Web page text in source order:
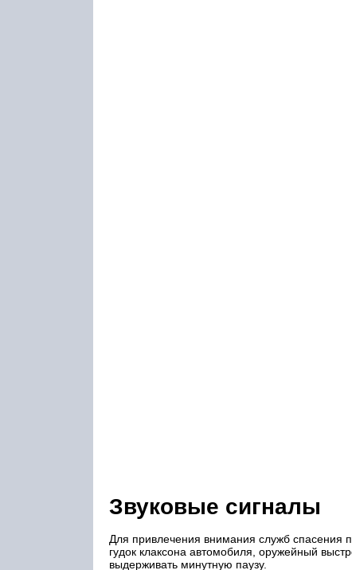
Звуковые сигналы
Для привлечения внимания служб спасения
гудок клаксона автомобиля, оружейный
выдерживать минутную паузу.